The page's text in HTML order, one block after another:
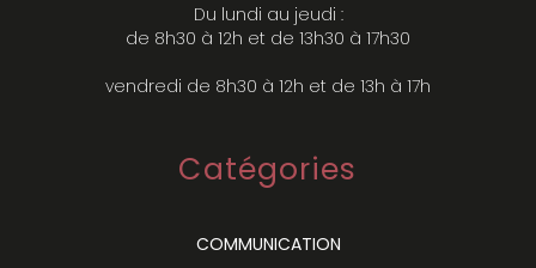
Du lundi au jeudi :
de 8h30 à 12h et de 13h30 à 17h30
vendredi de 8h30 à 12h et de 13h à 17h
Catégories
COMMUNICATION